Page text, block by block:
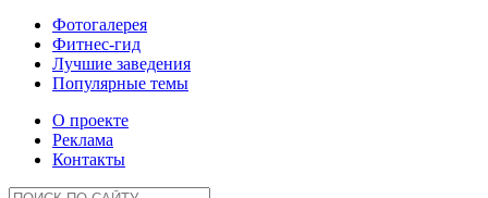
Фотогалерея
Фитнес-гид
Лучшие заведения
Популярные темы
О проекте
Реклама
Контакты